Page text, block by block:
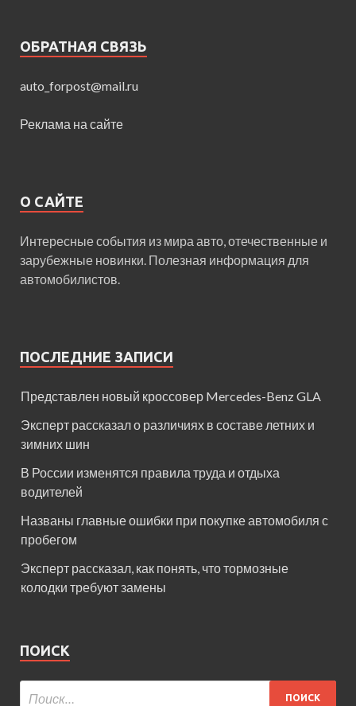
ОБРАТНАЯ СВЯЗЬ
auto_forpost@mail.ru
Реклама на сайте
О САЙТЕ
Интересные события из мира авто, отечественные и
зарубежные новинки. Полезная информация для
автомобилистов.
ПОСЛЕДНИЕ ЗАПИСИ
Представлен новый кроссовер Mercedes-Benz GLA
Эксперт рассказал о различиях в составе летних и
зимних шин
В России изменятся правила труда и отдыха
водителей
Названы главные ошибки при покупке автомобиля с
пробегом
Эксперт рассказал, как понять, что тормозные
колодки требуют замены
ПОИСК